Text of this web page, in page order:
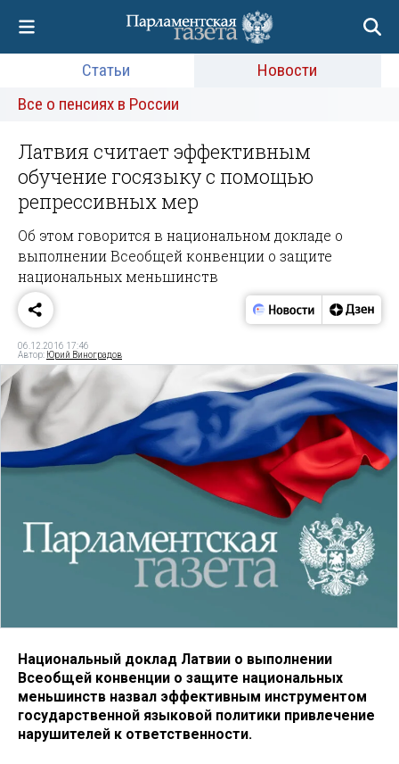
Статьи
Новости
Все о пенсиях в России
Латвия считает эффективным
обучение госязыку с помощью
репрессивных мер
Об этом говорится в национальном докладе о
выполнении Всеобщей конвенции о защите
национальных меньшинств
06.12.2016 17:46
Автор: Юрий Виноградов
Национальный доклад Латвии о выполнении
Всеобщей конвенции о защите национальных
меньшинств назвал эффективным инструментом
государственной языковой политики привлечение
нарушителей к ответственности.